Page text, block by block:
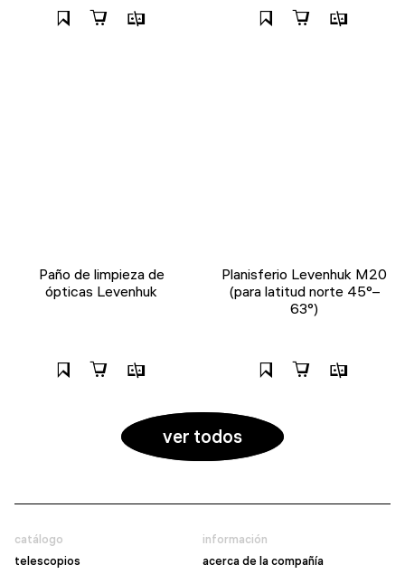
Paño de limpieza de
ópticas Levenhuk
Planisferio Levenhuk M20
(para latitud norte 45°–
63°)
ver todos
catálogo
telescopios
información
acerca de la compañía